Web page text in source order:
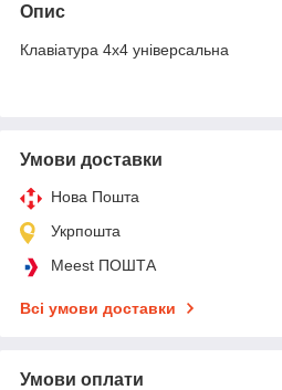
Опис
Клавіатура 4х4 універсальна
Умови доставки
Нова Пошта
Укрпошта
Meest ПОШТА
Всі умови доставки
Умови оплати